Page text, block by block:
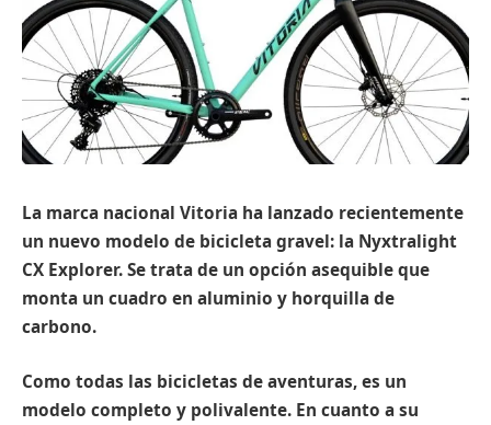
La marca nacional Vitoria ha lanzado recientemente
un nuevo modelo de bicicleta gravel: la Nyxtralight
CX Explorer. Se trata de un opción asequible que
monta un cuadro en aluminio y horquilla de
carbono.
Como todas las bicicletas de aventuras, es un
modelo completo y polivalente. En cuanto a su